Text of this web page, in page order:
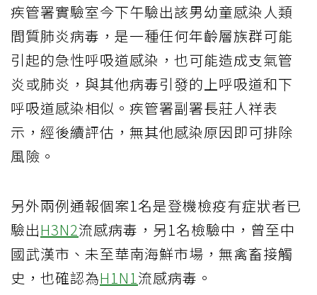
疾管署實驗室今下午驗出該男幼童感染人類
間質肺炎病毒，是一種任何年齡層族群可能
引起的急性呼吸道感染，也可能造成支氣管
炎或肺炎，與其他病毒引發的上呼吸道和下
呼吸道感染相似。疾管署副署長莊人祥表
示，經後續評估，無其他感染原因即可排除
風險。
另外兩例通報個案1名是登機檢疫有症狀者已
驗出H3N2流感病毒，另1名檢驗中，曾至中
國武漢市、未至華南海鮮市場，無禽畜接觸
史，也確認為H1N1 流感病毒。